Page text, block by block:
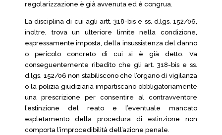
regolarizzazione è già avvenuta ed è congrua.
La disciplina di cui agli artt. 318-bis e ss. d.lgs. 152/06,
inoltre, trova un ulteriore limite nella condizione,
espressamente imposta, della insussistenza del danno
o pericolo concreto di cui si è già detto. Va
conseguentemente ribadito che gli art. 318-bis e ss.
d.lgs. 152/06 non stabiliscono che l’organo di vigilanza
o la polizia giudiziaria impartiscano obbligatoriamente
una prescrizione per consentire al contravventore
l’estinzione del reato e l’eventuale mancato
espletamento della procedura di estinzione non
comporta l’improcedibilità dell’azione penale.